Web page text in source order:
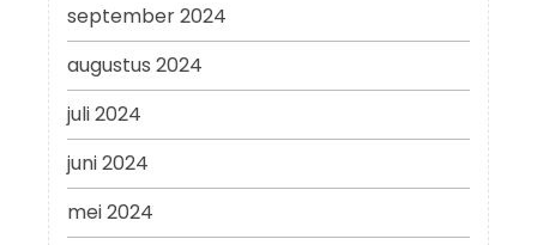
september 2024
augustus 2024
juli 2024
juni 2024
mei 2024